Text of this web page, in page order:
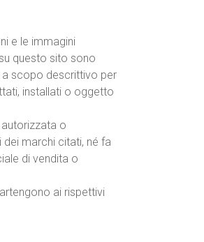
e le immagini
questo sito sono
a scopo descrittivo per
installati o oggetto
autorizzata o
marchi citati, né fa
di vendita o
ai rispettivi